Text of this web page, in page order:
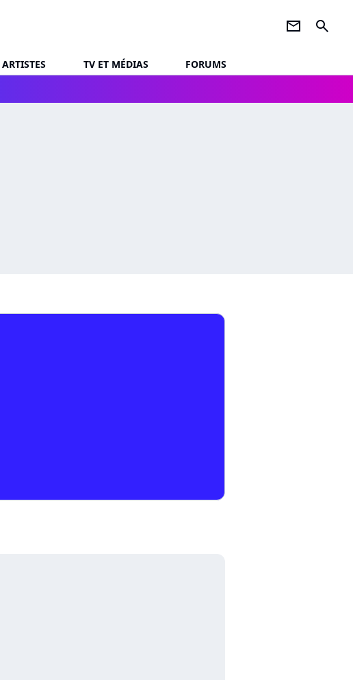
newsletter search
ARTISTES TV ET MÉDIAS
FORUMS